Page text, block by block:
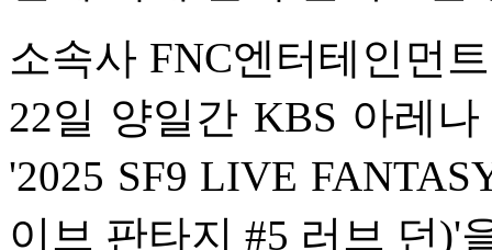
소속사 FNC엔터테인먼
22일 양일간 KBS 아레
'2025 SF9 LIVE
이브 판타지 #5 러브 던)'